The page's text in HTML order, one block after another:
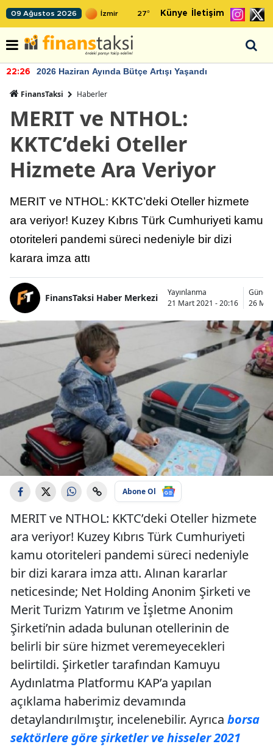
09 Ağustos 2026 27° Künye İletişim
22:26 2026 Haziran Ayında Bütçe Artışı Yaşandı
FinansTaksi Haberler
MERIT ve NTHOL:
KKTC’deki Oteller
Hizmete Ara Veriyor
MERIT ve NTHOL: KKTC’deki Oteller hizmete
ara veriyor! Kuzey Kıbrıs Türk Cumhuriyeti kamu
otoriteleri pandemi süreci nedeniyle bir dizi
karara imza attı
FinansTaksi Haber Merkezi
Yayınlanma
21 Mart 2021 - 20:16
26
Abone Ol
MERIT ve NTHOL: KKTC’deki Oteller hizmete
ara veriyor! Kuzey Kıbrıs Türk Cumhuriyeti
kamu otoriteleri pandemi süreci nedeniyle
bir dizi karara imza attı. Alınan kararlar
neticesinde; Net Holding Anonim Şirketi ve
Merit Turizm Yatırım ve İşletme Anonim
Şirketi’nin adada bulunan otellerinin de
belirli bir süre hizmet veremeyecekleri
belirtildi. Şirketler tarafından Kamuyu
Aydınlatma Platformu KAP’a yapılan
açıklama haberimiz devamında
detaylandırılmıştır, incelenebilir. Ayrıca borsa
sektörlere göre şirketler ve hisseler 2021